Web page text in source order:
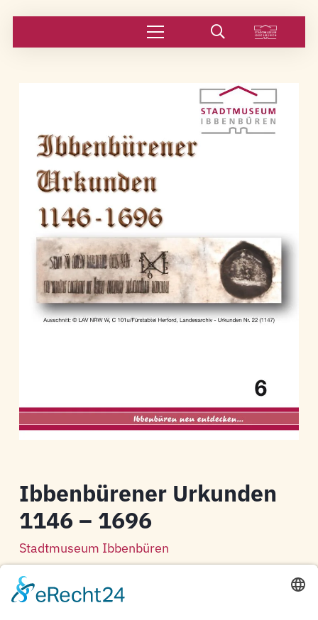
Ibbenbürener Urkunden
1146 – 1696
Stadtmuseum Ibbenbüren
Broschüre über die Urkunden der Stadt